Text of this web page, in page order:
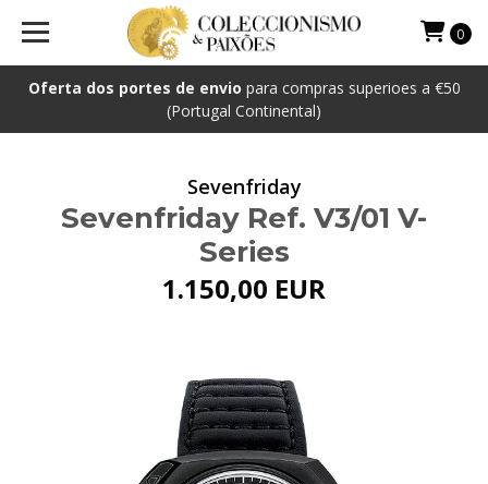
Oferta dos portes de envio para compras superioes a €50
(Portugal Continental)
0
Sevenfriday
Sevenfriday Ref. V3/01 V-
Series
1.150,00 EUR